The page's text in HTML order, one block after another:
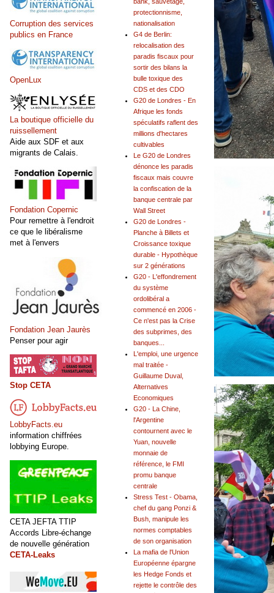
protectionnisme,
nationalisation
G4 de Berlin:
relocalisation des
paradis fiscaux pour
sortir des bilans la
bulle toxique des
CDS et des CDO
G20 de Londres - En
Afrique les fonds
spéculatifs raflent des
millions d'hectares
cultivables
Le G20 de Londres
dénonce les paradis
fiscaux mais couvre
la confiscation de la
banque centrale par
Wall Street
G20 de Londres -
Planche à Billets et
Croissance toxique
durable - Hypothèque
sur 2 générations
G20 - L'effondrement
du système
ordolibéral a
commencé en 2006 -
Ce n'est pas la Crise
des subprimes, des
banques...
L'emploi, une urgence
mal traitée -
Guillaume Duval,
Alternatives
Economiques
G20 - La Chine,
l'Argentine
contournent avec le
Yuan, nouvelle
monnaie de
référence, le FMI
promu banque
centrale
Stress Test - Obama,
chef du gang Ponzi &
Bush, manipule les
normes comptables
de son organisation
La mafia de l'Union
Européenne épargne
les Hedge Fonds et
rejette le contrôle des
Corruption des services
publics en France
OpenLux
La boutique officielle du
ruissellement
Aide aux SDF et aux
migrants de Calais.
Fondation Copernic
Pour remettre à l'endroit
ce que le libéralisme
met à l'envers
Fondation Jean Jaurès
Penser pour agir
Stop CETA
LobbyFacts.eu
information chiffrées
lobbying Europe.
CETA JEFTA TTIP
Accords Libre-échange
de nouvelle génération
CETA-Leaks